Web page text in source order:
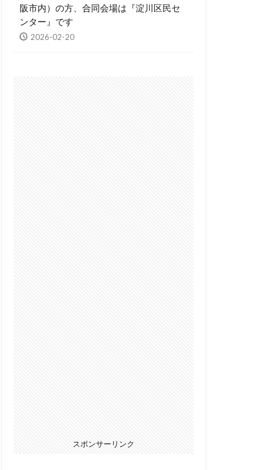
阪市内）の方、合同会場は『淀川区民セ
ンター』です
2026-02-20
スポンサーリンク